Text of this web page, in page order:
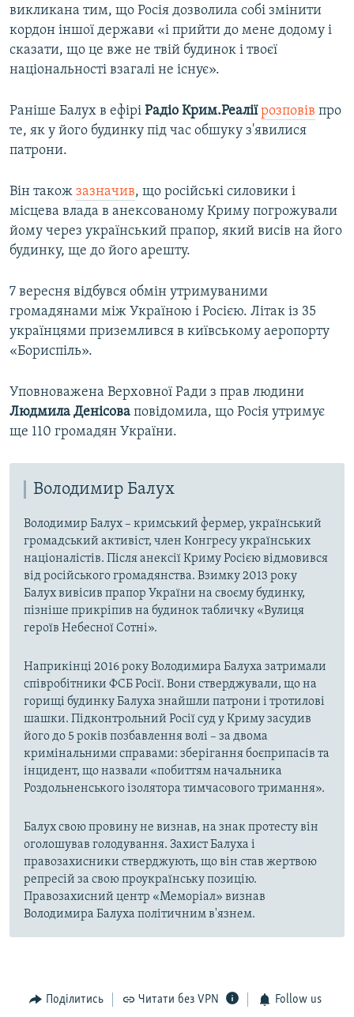
викликана тим, що Росія дозволила собі змінити
кордон іншої держави «і прийти до мене додому і
сказати, що це вже не твій будинок і твоєї
національності взагалі не існує».
Раніше Балух в ефірі Радіо Крим.Реалії розповів про
те, як у його будинку під час обшуку з'явилися
патрони.
Він також зазначив, що російські силовики і
місцева влада в анексованому Криму погрожували
йому через український прапор, який висів на його
будинку, ще до його арешту.
7 вересня відбувся обмін утримуваними
громадянами між Україною і Росією. Літак із 35
українцями приземлився в київському аеропорту
«Бориспіль».
Уповноважена Верховної Ради з прав людини
Людмила Денісова повідомила, що Росія утримує
ще 110 громадян України.
Володимир Балух
Володимир Балух – кримський фермер, український
громадський активіст, член Конгресу українських
націоналістів. Після анексії Криму Росією відмовився
від російського громадянства. Взимку 2013 року
Балух вивісив прапор України на своєму будинку,
пізніше прикріпив на будинок табличку «Вулиця
героїв Небесної Сотні».
Наприкінці 2016 року Володимира Балуха затримали
співробітники ФСБ Росії. Вони стверджували, що на
горищі будинку Балуха знайшли патрони і тротилові
шашки. Підконтрольний Росії суд у Криму засудив
його до 5 років позбавлення волі – за двома
кримінальними справами: зберігання боєприпасів та
інцидент, що назвали «побиттям начальника
Роздольненського ізолятора тимчасового тримання».
Балух свою провину не визнав, на знак протесту він
оголошував голодування. Захист Балуха і
правозахисники стверджують, що він став жертвою
репресій за свою проукраїнську позицію.
Правозахисний центр «Меморіал» визнав
Володимира Балуха політичним в'язнем.
Поділитись Читати без VPN Follow us